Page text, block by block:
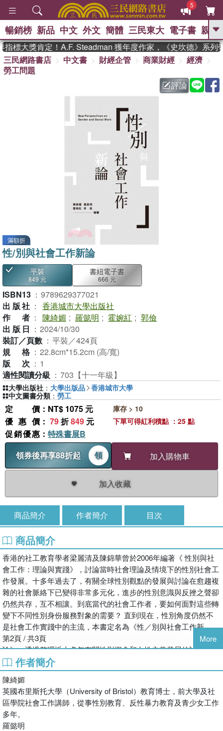
5
GO
熱搜： 東野圭吾 、 高希均教授回憶錄
暑期推薦 、 國際布克
方念華 、 台灣的李
偉大的迷走神經
暢銷榜 新品 中文 外文 簡體 三民東大 電子書 親子
標大獎肯定！A.F. Steadman 獲年度作家，《史坎德》系列帶
三民網路書店
中文書 財經企管 商業財經
經濟
勞工問題
評論
滿額折
性/別與社會工作新論
平裝
849 元
書紐電子書
666 元
ISBN13 ： 9789629377021
出版社 ： 香港城市大學出版社
作者 ： 陳綺媚 ; 羅懿明 ; 霍婉紅 ; 郭儉
出版日 ： 2024/10/30
裝訂／頁數 ： 平裝／424頁
規格 ： 22.8cm*15.2cm (高/寬)
版次 ： 1
適性閱讀分級 ： 703【十一年級】
定價 ：NT$ 1075 元
優惠價 ： 79折849 元
促銷優惠 ： 特殊書展B
領券後再享88折起
領 加入購物車
加入收藏
庫存 > 10
下單可得紅利積點 ：25 點
大學出版社 ： 大學出版品 香港城市大學
中文圖書分類 ： 勞工
商品簡介 作者簡介 目次
商品簡介
香港的社工教育學者梁麗清及陳錦華曾於2006年編著《 性別與社
會工作：理論與實踐》，討論當時社會理論及情境下的性別社會工
作發展。十多年過去了，有關全球性別觀點的發展與討論在愈趨複
雜的社會脈絡下已變得非常多元化，進步的性別意識與反挫之聲卻
仍然共存，互不相讓。到底當代的社會工作者，要如何面對這些轉
變下不同性別身份服務對象的需要？ 直到現在，性別角度仍然不
是社會工作實踐中的主流，本書定名為《性／別與社會工作新
第2頁 / 共3頁
論》，透過整理近十多年有關性別概念和女性主義發展的討論，探
討這些更新如何衝擊或結合於社會工作實踐之中。本書24篇文章從
「兩性」到「性別」、從「性別」到 「性／別」的討論及實務分
享，呈現了當代社會工作者所面對的性／別的立體性和複雜性，期
望能刺激社工學生及行內同工的性／別思考，擴闊社會工作的性別
視野，並引起更多對服務不同對象的工作手法之討論和反思，推動
具性／別平等角度的社會工作。
More
作者簡介
陳綺媚
英國布里斯托大學（University of Bristol）教育博士，前大學及社
區學院社會工作講師，從事性別教育、反性暴力教育及青少女工作
多年。
羅懿明